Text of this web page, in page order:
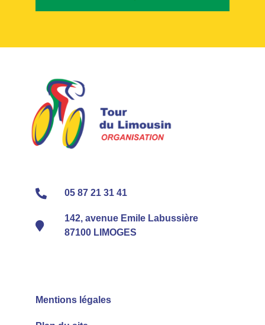
05 87 21 31 41
142, avenue Emile Labussière
87100 LIMOGES
Mentions légales